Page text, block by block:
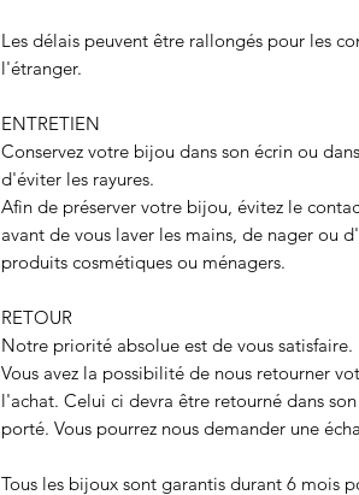
Les délais peuvent être rallongés pour les
l'étranger.
ENTRETIEN
Conservez votre bijou dans son écrin ou
d'éviter les rayures.
Afin de préserver votre bijou, évitez le
avant de vous laver les mains, de nager ou
produits cosmétiques ou ménagers.
RETOUR
Notre priorité absolue est de vous satisfaire.
Vous avez la possibilité de nous retourner
l'achat. Celui ci devra être retourné dans
porté. Vous pourrez nous demander une
Tous les bijoux sont garantis durant 6 mois